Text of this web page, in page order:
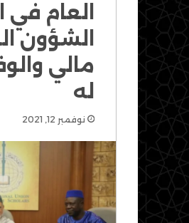
العام في
الشؤون
مالي
له
نوفمبر 12, 2021